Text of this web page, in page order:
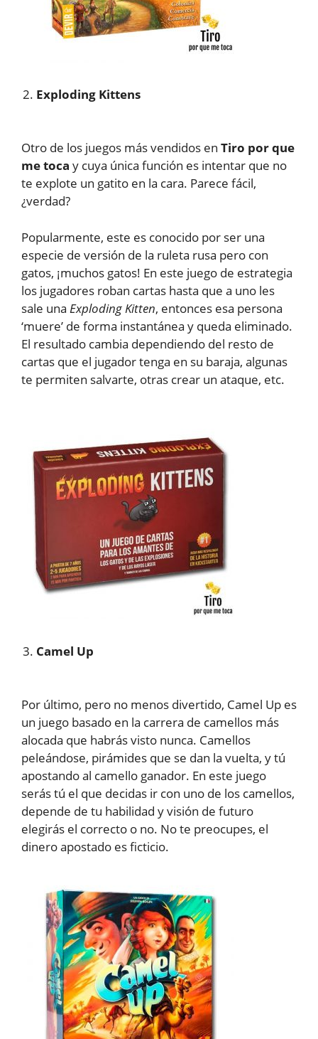
Exploding Kittens
Otro de los juegos más vendidos en Tiro por que
me toca y cuya única función es intentar que no
te explote un gatito en la cara. Parece fácil,
¿verdad?
Popularmente, este es conocido por ser una
especie de versión de la ruleta rusa pero con
gatos, ¡muchos gatos! En este juego de estrategia
los jugadores roban cartas hasta que a uno les
sale una Exploding Kitten, entonces esa persona
‘muere’ de forma instantánea y queda eliminado.
El resultado cambia dependiendo del resto de
cartas que el jugador tenga en su baraja, algunas
te permiten salvarte, otras crear un ataque, etc.
Camel Up
Por último, pero no menos divertido, Camel Up es
un juego basado en la carrera de camellos más
alocada que habrás visto nunca. Camellos
peleándose, pirámides que se dan la vuelta, y tú
apostando al camello ganador. En este juego
serás tú el que decidas ir con uno de los camellos,
depende de tu habilidad y visión de futuro
elegirás el correcto o no. No te preocupes, el
dinero apostado es ficticio.